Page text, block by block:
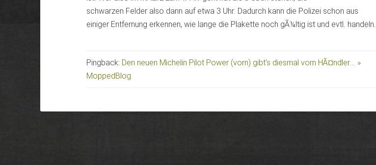
schwarzen Felder also dann auf etwa 3 Uhr. Dadurch kann die Polizei schon aus
einiger Entfernung erkennen, wie lange die Plakette noch gÃ¼ltig ist und evtl. handeln.
Pingback: Den neuen Michelin Pilot Power (vorn) gibt's diesmal vom HÃ¤ndler... »
MoppedBlog